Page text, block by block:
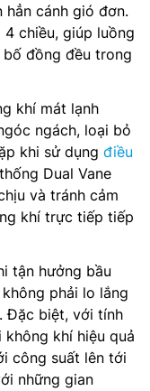
hẳn cánh gió đơn.
chiều, giúp luồng
đồng đều trong
khí mát lạnh
ngách, loại bỏ
khi sử dụng điều
Dual Vane
và tránh cảm
khí trực tiếp tiếp
tận hưởng bầu
phải lo lắng
Đặc biệt, với tính
khí hiệu quả
công suất lên tới
những gian